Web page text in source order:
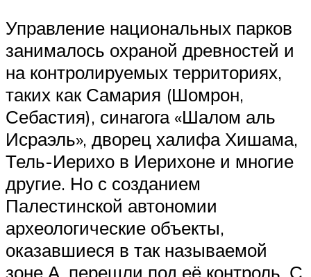
Управление национальных парков
занималось охраной древностей и
на контролируемых территориях,
таких как Самария (Шомрон,
Себастия), синагога «Шалом аль
Исраэль», дворец халифа Хишама,
Тель-Иерихо в Иерихоне и многие
другие. Но с созданием
Палестинской автономии
археологические объекты,
оказавшиеся в так называемой
зоне А, перешли под её контроль. С